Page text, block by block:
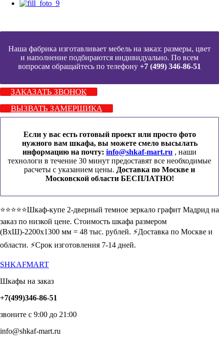
Наша фабрика изготавливает мебель на заказ: размеры, цвет
и наполнение подбираются индивидуально. По всем
вопросам обращайтесь по телефону +7 (499) 346-86-51
ЗАКАЗАТЬ ЗВОНОК
ВЫЗВАТЬ ЗАМЕРЩИКА
Если у вас есть готовый проект или просто фото
нужного вам шкафа, вы можете смело высылать
информацию на почту: info@shkaf-mart.ru , наши
технологи в течение 30 минут предоставят все необходимые
расчеты с указанием цены. Доставка по Москве и
Московской области БЕСПЛАТНО!
⭐️⭐️⭐️⭐️⭐️Шкаф-купе 2-дверный темное зеркало графит Мадрид на
заказ по низкой цене. Стоимость шкафа размером
(ВхШ)-2200х1300 мм = 48 тыс. рублей. ⚡️Доставка по Москве и
области. ⚡️Срок изготовления 7-14 дней.
SHKAFMART
Шкафы на заказ
+7(499)346-86-51
звоните с 9:00 до 21:00
info@shkaf-mart.ru